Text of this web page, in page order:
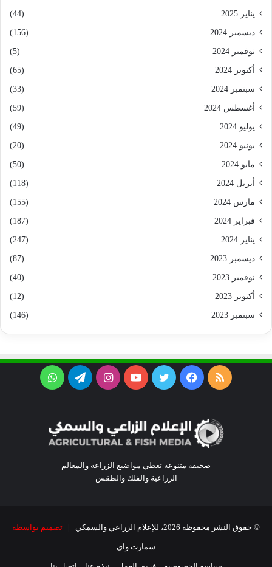
يناير 2025 (44)
ديسمبر 2024 (156)
نوفمبر 2024 (5)
أكتوبر 2024 (65)
سبتمبر 2024 (33)
أغسطس 2024 (59)
يوليو 2024 (49)
يونيو 2024 (20)
مايو 2024 (50)
أبريل 2024 (118)
مارس 2024 (155)
فبراير 2024 (187)
يناير 2024 (247)
ديسمبر 2023 (87)
نوفمبر 2023 (40)
أكتوبر 2023 (12)
سبتمبر 2023 (146)
ملخص
RSS
فيسبوكتويتر يوتيوبانستقرامتيلقرامواتساب
صحيفة متنوعة تغطي مواضيع الزراعة والمعالم
الزراعية والفلك والطقس
© حقوق النشر محفوظة 2026، للإعلام الزراعي والسمكي | تصميم بواسطة
سمارت واي